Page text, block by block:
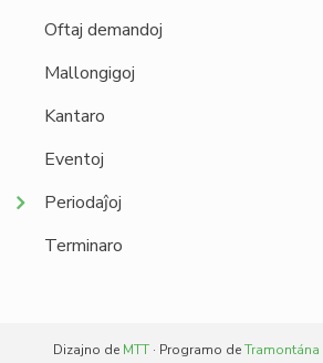
Oftaj demandoj
Mallongigoj
Kantaro
Eventoj
Periodaĵoj
Terminaro
Dizajno de MTT· Programo deTramontána